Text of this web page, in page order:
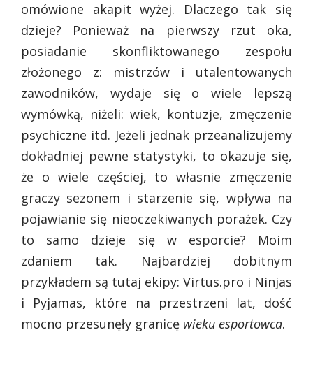
omówione akapit wyżej. Dlaczego tak się
dzieje? Ponieważ na pierwszy rzut oka,
posiadanie skonfliktowanego zespołu
złożonego z: mistrzów i utalentowanych
zawodników, wydaje się o wiele lepszą
wymówką, niżeli: wiek, kontuzje, zmęczenie
psychiczne itd. Jeżeli jednak przeanalizujemy
dokładniej pewne statystyki, to okazuje się,
że o wiele częściej, to własnie zmęczenie
graczy sezonem i starzenie się, wpływa na
pojawianie się nieoczekiwanych porażek. Czy
to samo dzieje się w esporcie? Moim
zdaniem tak. Najbardziej dobitnym
przykładem są tutaj ekipy: Virtus.pro i Ninjas
i Pyjamas, które na przestrzeni lat, dość
mocno przesunęły granicę wieku esportowca.